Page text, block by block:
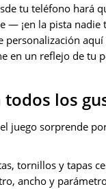
tu teléfono hará
— ¡en la pista nadie
personalización
en un reflejo de tu
todos los
juego sorprende
tornillos y tapas
ancho y